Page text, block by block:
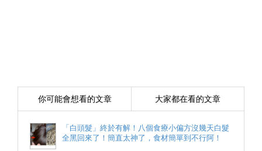
你可能會想看的文章 大家都在看的文章
「白頭髮」終於有解！八個食療小偏方沒幾天白髮
全黑回來了！簡直太神了，食材簡單到不行阿！